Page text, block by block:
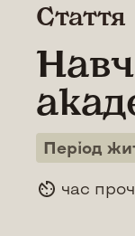
Стаття
Період
час